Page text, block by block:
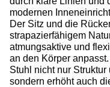
modernen
Der Sitz und die
strapazierfähigem
atmungsaktive und
an den Körper
Stuhl nicht nur
sondern erhöht auch